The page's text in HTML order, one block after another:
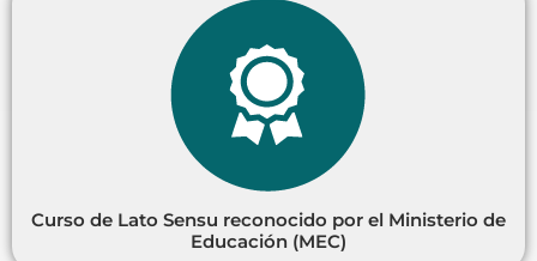
Curso de Lato Sensu reconocido por el Ministerio de
Educación (MEC)